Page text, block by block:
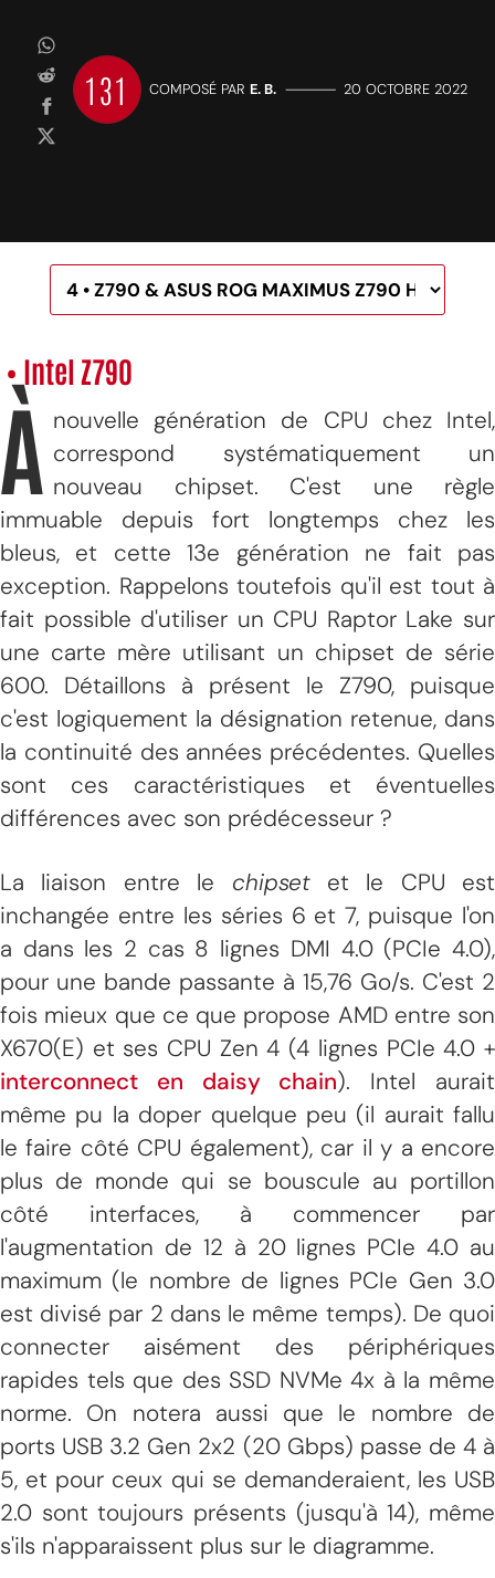
131 COMPOSÉ PAR E. B. ————— 20 OCTOBRE 2022
• Intel Z790
À nouvelle génération de CPU chez Intel,
correspond systématiquement un
nouveau chipset. C'est une règle
immuable depuis fort longtemps chez les
bleus, et cette 13e génération ne fait pas
exception. Rappelons toutefois qu'il est tout à
fait possible d'utiliser un CPU Raptor Lake sur
une carte mère utilisant un chipset de série
600. Détaillons à présent le Z790, puisque
c'est logiquement la désignation retenue, dans
la continuité des années précédentes. Quelles
sont ces caractéristiques et éventuelles
différences avec son prédécesseur ?
La liaison entre le chipsetet le CPU est
inchangée entre les séries 6 et 7, puisque l'on
a dans les 2 cas 8 lignes DMI 4.0 (PCIe 4.0),
pour une bande passante à 15,76 Go/s. C'est 2
fois mieux que ce que propose AMD entre son
X670(E) et ses CPU Zen 4 (4 lignes PCIe 4.0 +
interconnect en daisy chain). Intel aurait
même pu la doper quelque peu (il aurait fallu
le faire côté CPU également), car il y a encore
plus de monde qui se bouscule au portillon
côté interfaces, à commencer par
l'augmentation de 12 à 20 lignes PCIe 4.0 au
maximum (le nombre de lignes PCIe Gen 3.0
est divisé par 2 dans le même temps). De quoi
connecter aisément des périphériques
rapides tels que des SSD NVMe 4x à la même
norme. On notera aussi que le nombre de
ports USB 3.2 Gen 2x2 (20 Gbps) passe de 4 à
5, et pour ceux qui se demanderaient, les USB
2.0 sont toujours présents (jusqu'à 14), même
s'ils n'apparaissent plus sur le diagramme.